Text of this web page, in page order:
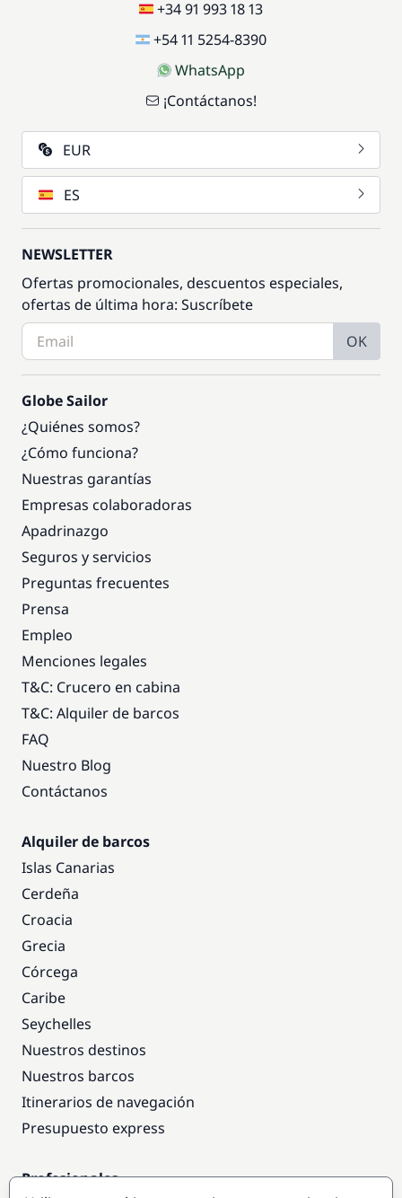
+34 91 993 18 13
+54 11 5254-8390
WhatsApp
¡Contáctanos!
EUR
ES
NEWSLETTER
Ofertas promocionales, descuentos especiales,
ofertas de última hora: Suscríbete
OK
Globe Sailor
¿Quiénes somos?
¿Cómo funciona?
Nuestras garantías
Empresas colaboradoras
Apadrinazgo
Seguros y servicios
Preguntas frecuentes
Prensa
Empleo
Menciones legales
T&C: Crucero en cabina
T&C: Alquiler de barcos
FAQ
Nuestro Blog
Contáctanos
Alquiler de barcos
Islas Canarias
Cerdeña
Croacia
Grecia
Córcega
Caribe
Seychelles
Nuestros destinos
Nuestros barcos
Itinerarios de navegación
Presupuesto express
Profesionales